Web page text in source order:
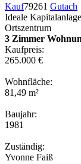
Kauf79261 Gutach
Ideale
Ortszentrum
3 Zimmer
Kaufpreis:
265.000 €
Wohnfläche:
81,49 m²
Baujahr:
1981
Zuständig:
Yvonne Faiß